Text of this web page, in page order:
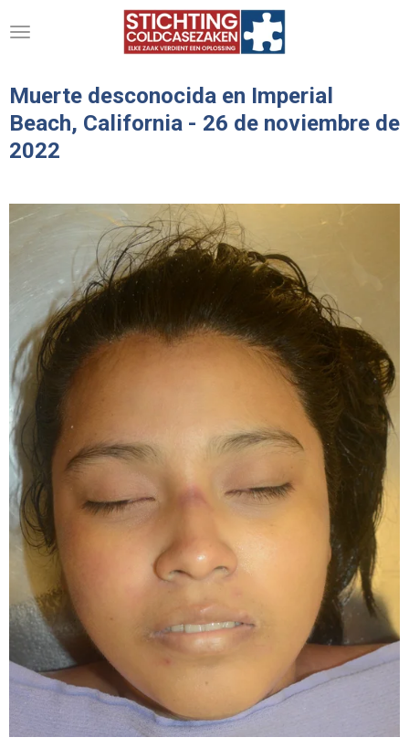
direct
de
hoofdinhoud
Muerte desconocida en Imperial
Beach, California - 26 de noviembre de
2022